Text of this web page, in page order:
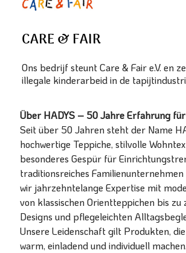
CARE & FAIR
Ons bedrijf steunt Care & Fair e.V. en
illegale kinderarbeid in de
Über HADYS – 50 Jahre Erfahrung
Seit über 50 Jahren steht der Name
hochwertige Teppiche, stilvolle
besonderes Gespür für
traditionsreiches
wir jahrzehntelange Expertise mit
von klassischen Orientteppichen bis zu
Designs und pflegeleichten
Unsere Leidenschaft gilt Produkten,
warm, einladend und individuell